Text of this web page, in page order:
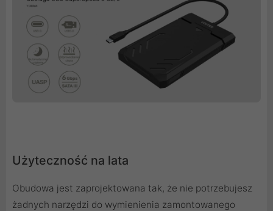
Użyteczność na lata
Obudowa jest zaprojektowana tak, że nie potrzebujesz
żadnych narzędzi do wymienienia zamontowanego